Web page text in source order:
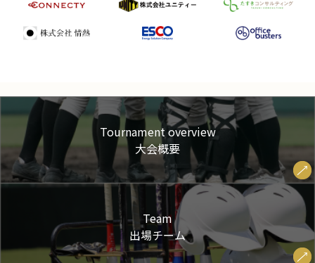
Tournament overview
大会概要
Team
出場チーム